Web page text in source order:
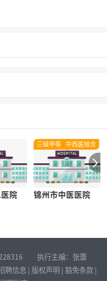
院 锦州市中医医院
三级甲等 中西医结合
执行主编：张蕾
聘信息 | 版权声明| 豁免条款|